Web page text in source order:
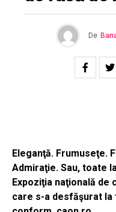
De
Eleganţă. Frumuseţe.
Admiraţie. Sau, toate
Expoziţia naţională de
care s-a desfăşurat